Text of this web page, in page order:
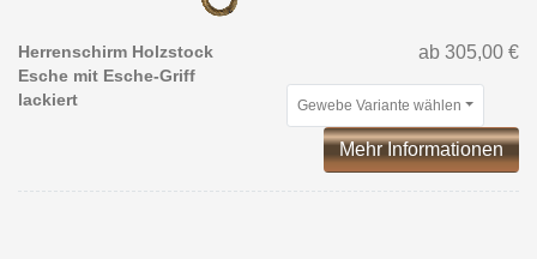
Herrenschirm Holzstock
Esche mit Esche-Griff
lackiert
ab 305,00 €
Gewebe Variante wählen
Mehr Informationen